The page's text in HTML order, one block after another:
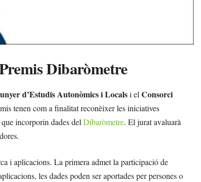
Dibaròmetre
d’Estudis Autonòmics i Localsi elConsorci
tenen com a finalitat reconèixer les iniciatives
incorporin dades delDibaròmetre. El jurat avaluarà
i aplicacions. La primera admet la participació de
les dades poden ser aportades per persones o